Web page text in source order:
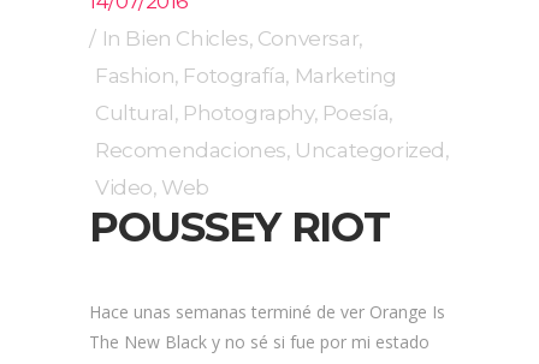
In Bien Chicles, Conversar,
Fashion, Fotografía, Marketing
Cultural, Photography, Poesía,
Recomendaciones, Uncategorized,
Video, Web
POUSSEY RIOT
Hace unas semanas terminé de ver Orange Is
The New Black y no sé si fue por mi estado